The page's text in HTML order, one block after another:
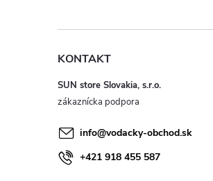
KONTAKT
SUN store Slovakia, s.r.o.
info@vodacky-obchod.sk
+421 918 455 587